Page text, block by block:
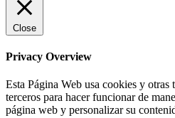
Close
Privacy Overview
Esta Página Web usa cookies y otras
terceros para hacer funcionar de
página web y personalizar su